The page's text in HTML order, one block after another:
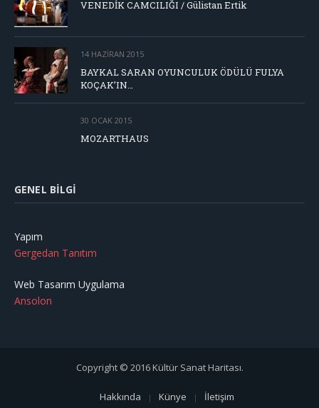
VENEDİK CAMCILIĞI / Gülistan Ertik
14 HAZIRAN 2015
BAYKAL SARAN OYUNCULUK ÖDÜLÜ FULYA
KOÇAK’IN…
30 OCAK 2015
MOZARTHAUS
GENEL BILGI
Yapım
Gergedan Tanıtım
Web Tasarım Uygulama
Ansolon
Copyright © 2016 Kültür Sanat Haritası.
Hakkında Künye İletişim